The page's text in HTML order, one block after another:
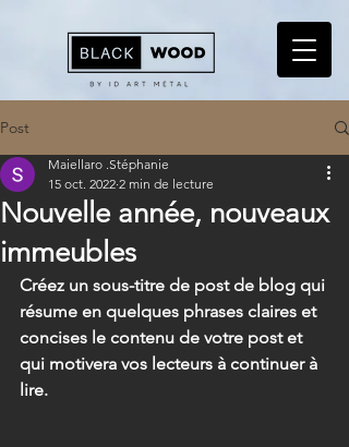
Post
Nouvelle année, nouveaux
immeubles
Maiellaro .Stéphanie
15 oct. 2022 2 min de lecture
Créez un sous-titre de post de blog qui
résume en quelques phrases claires et
concises le contenu de votre post et
qui motivera vos lecteurs à continuer à
lire.